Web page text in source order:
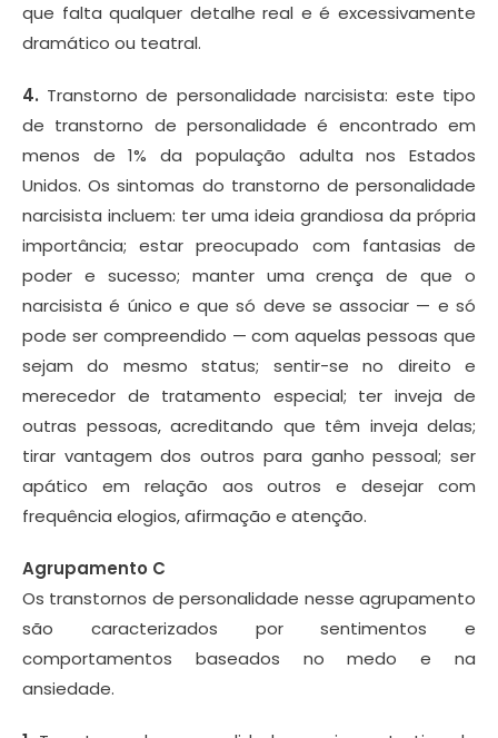
que falta qualquer detalhe real e é excessivamente
dramático ou teatral.
4. Transtorno de personalidade narcisista: este tipo
de transtorno de personalidade é encontrado em
menos de 1% da população adulta nos Estados
Unidos. Os sintomas do transtorno de personalidade
narcisista incluem: ter uma ideia grandiosa da própria
importância; estar preocupado com fantasias de
poder e sucesso; manter uma crença de que o
narcisista é único e que só deve se associar — e só
pode ser compreendido — com aquelas pessoas que
sejam do mesmo status; sentir-se no direito e
merecedor de tratamento especial; ter inveja de
outras pessoas, acreditando que têm inveja delas;
tirar vantagem dos outros para ganho pessoal; ser
apático em relação aos outros e desejar com
frequência elogios, afirmação e atenção.
Agrupamento C
Os transtornos de personalidade nesse agrupamento
são caracterizados por sentimentos e
comportamentos baseados no medo e na
ansiedade.